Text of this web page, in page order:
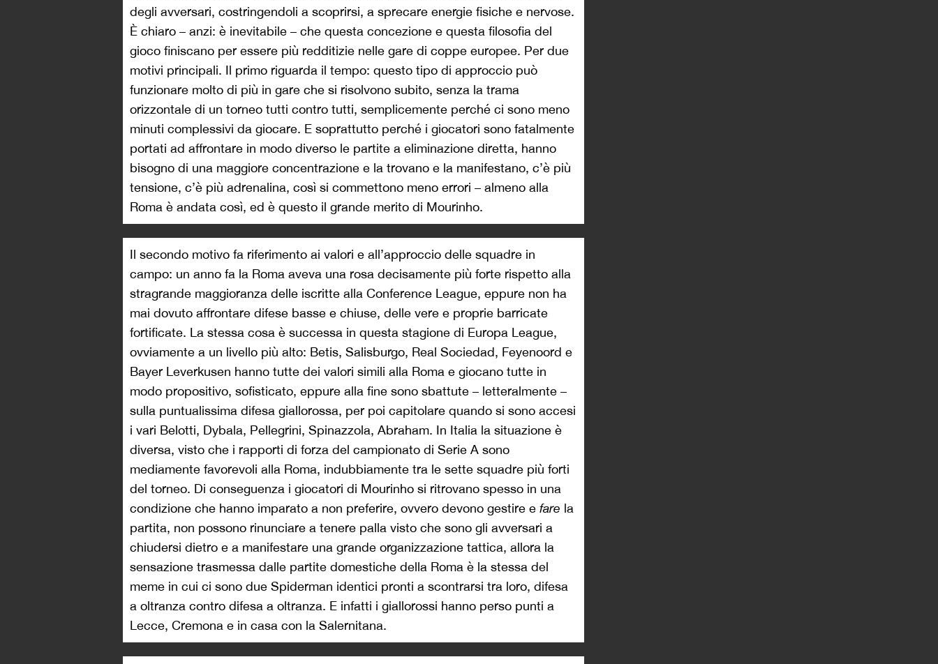
degli avversari, costringendoli a scoprirsi, a sprecare energie fisiche e nervose.
È chiaro – anzi: è inevitabile – che questa concezione e questa filosofia del
gioco finiscano per essere più redditizie nelle gare di coppe europee. Per due
motivi principali. Il primo riguarda il tempo: questo tipo di approccio può
funzionare molto di più in gare che si risolvono subito, senza la trama
orizzontale di un torneo tutti contro tutti, semplicemente perché ci sono meno
minuti complessivi da giocare. E soprattutto perché i giocatori sono fatalmente
portati ad affrontare in modo diverso le partite a eliminazione diretta, hanno
bisogno di una maggiore concentrazione e la trovano e la manifestano, c’è più
tensione, c’è più adrenalina, così si commettono meno errori – almeno alla
Roma è andata così, ed è questo il grande merito di Mourinho.
Il secondo motivo fa riferimento ai valori e all’approccio delle squadre in
campo: un anno fa la Roma aveva una rosa decisamente più forte rispetto alla
stragrande maggioranza delle iscritte alla Conference League, eppure non ha
mai dovuto affrontare difese basse e chiuse, delle vere e proprie barricate
fortificate. La stessa cosa è successa in questa stagione di Europa League,
ovviamente a un livello più alto: Betis, Salisburgo, Real Sociedad, Feyenoord e
Bayer Leverkusen hanno tutte dei valori simili alla Roma e giocano tutte in
modo propositivo, sofisticato, eppure alla fine sono sbattute – letteralmente –
sulla puntualissima difesa giallorossa, per poi capitolare quando si sono accesi
i vari Belotti, Dybala, Pellegrini, Spinazzola, Abraham. In Italia la situazione è
diversa, visto che i rapporti di forza del campionato di Serie A sono
mediamente favorevoli alla Roma, indubbiamente tra le sette squadre più forti
del torneo. Di conseguenza i giocatori di Mourinho si ritrovano spesso in una
condizione che hanno imparato a non preferire, ovvero devono gestire e fare la
partita, non possono rinunciare a tenere palla visto che sono gli avversari a
chiudersi dietro e a manifestare una grande organizzazione tattica, allora la
sensazione trasmessa dalle partite domestiche della Roma è la stessa del
meme in cui ci sono due Spiderman identici pronti a scontrarsi tra loro, difesa
a oltranza contro difesa a oltranza. E infatti i giallorossi hanno perso punti a
Lecce, Cremona e in casa con la Salernitana.